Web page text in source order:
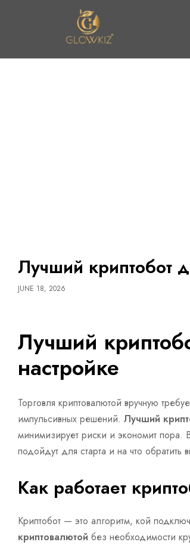
JUNE 18, 2026
Лучший криптобот
Лучший
настройке
Торговля криптовалютой вручную
импульсивных решений. Лучший
минимизирует риски и экономит пора.
подойдут для старта и на что
Как работает
Криптобот — это алгоритм, кой
криптовалютой без необходимости